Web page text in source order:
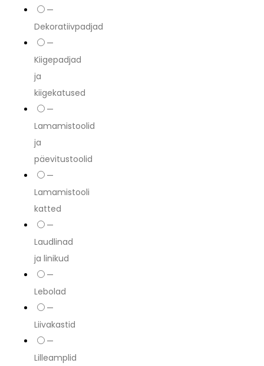
—
Dekoratiivpadjad
—
Kiigepadjad
ja
kiigekatused
—
Lamamistoolid
ja
päevitustoolid
—
Lamamistooli
katted
—
Laudlinad
ja linikud
—
Lebolad
—
Liivakastid
—
Lilleamplid